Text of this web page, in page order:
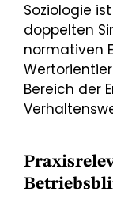
Soziologie
doppelten
normativen
Bereich der